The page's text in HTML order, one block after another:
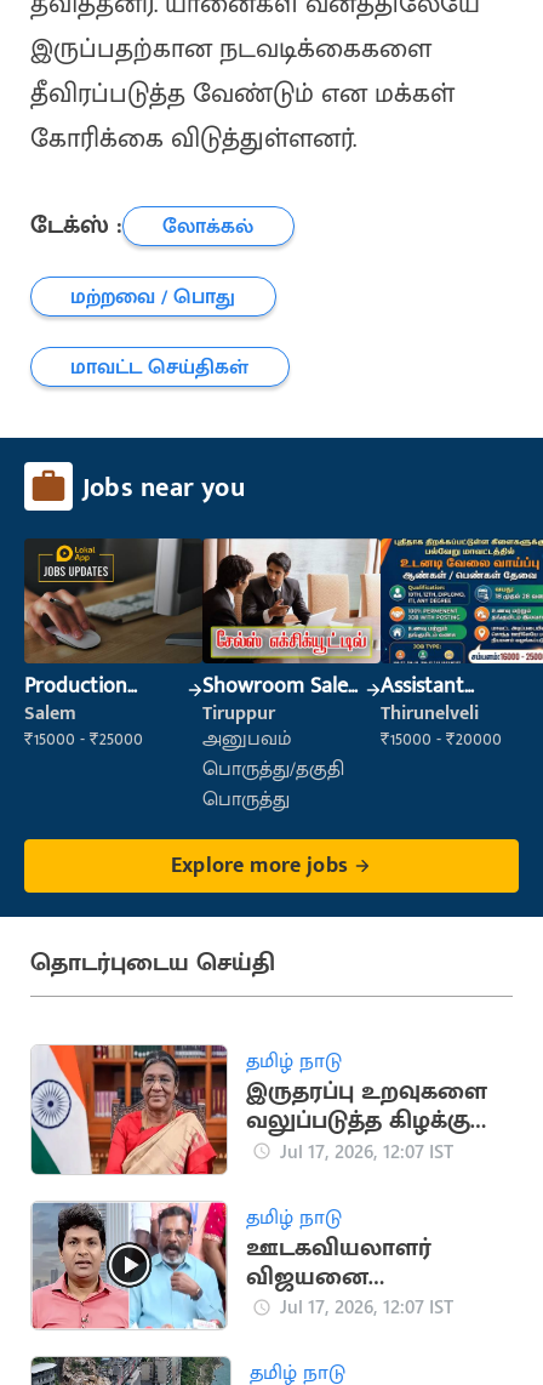
இருப்பதற்கான நடவடிக்கைகளை
தீவிரப்படுத்த வேண்டும் என மக்கள்
கோரிக்கை விடுத்துள்ளனர்.
டேக்ஸ் :
லோக்கல்
மற்றவை / பொது
மாவட்ட செய்திகள்
Jobs near you
Production
Supervisor
Salem
₹15000 - ₹25000
Showroom Sales
Executive (Retail
Sales)
Tiruppur
அனுபவம்
பொருத்து/தகுதி
பொருத்து
Assistant
Manager
Thirunelveli
₹15000 - ₹20000
Explore more jobs
தொடர்புடைய செய்தி
தமிழ் நாடு
இருதரப்பு உறவுகளை
வலுப்படுத்த கிழக்கு
ஐரோப்பாவிற்கு
ஜனாதிபதி முர்மு
Jul 17, 2026, 12:07 IST
தமிழ் நாடு
ஊடகவியலாளர்
விஜயனை
உளவியல்ரீதியாக
துன்புறுத்தியதாக
Jul 17, 2026, 12:07 IST
தமிழ் நாடு